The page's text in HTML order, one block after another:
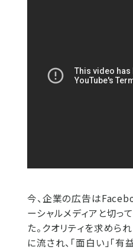
今、企業の広告は
ーシャルメディアと切っ
た。クオリティを求めら
に流され、「面白い」「